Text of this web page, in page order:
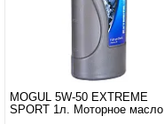
MOGUL 5W-50 EXTREME
SPORT 1л. Моторное масло